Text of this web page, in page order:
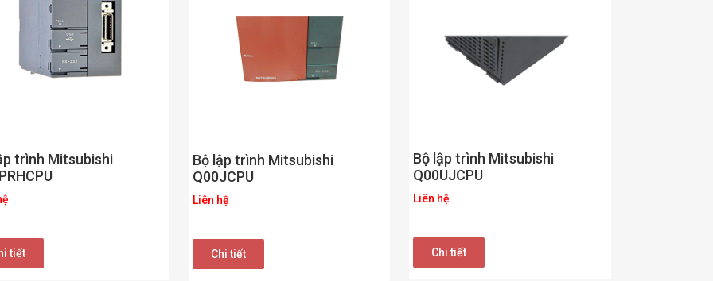
trình Mitsubishi
tiết
Bộ lập trình Mitsubishi
Q00JCPU
Liên hệ
Chi tiết
Bộ lập trình Mitsubishi
Q00UJCPU
Liên hệ
Chi tiết